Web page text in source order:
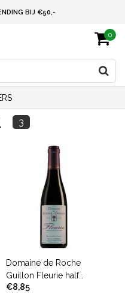
BIJ €50,-
BIJ € 75
AB € 75
0
3
Domaine de Roche
Guillon Fleurie half
bottle
€8,85